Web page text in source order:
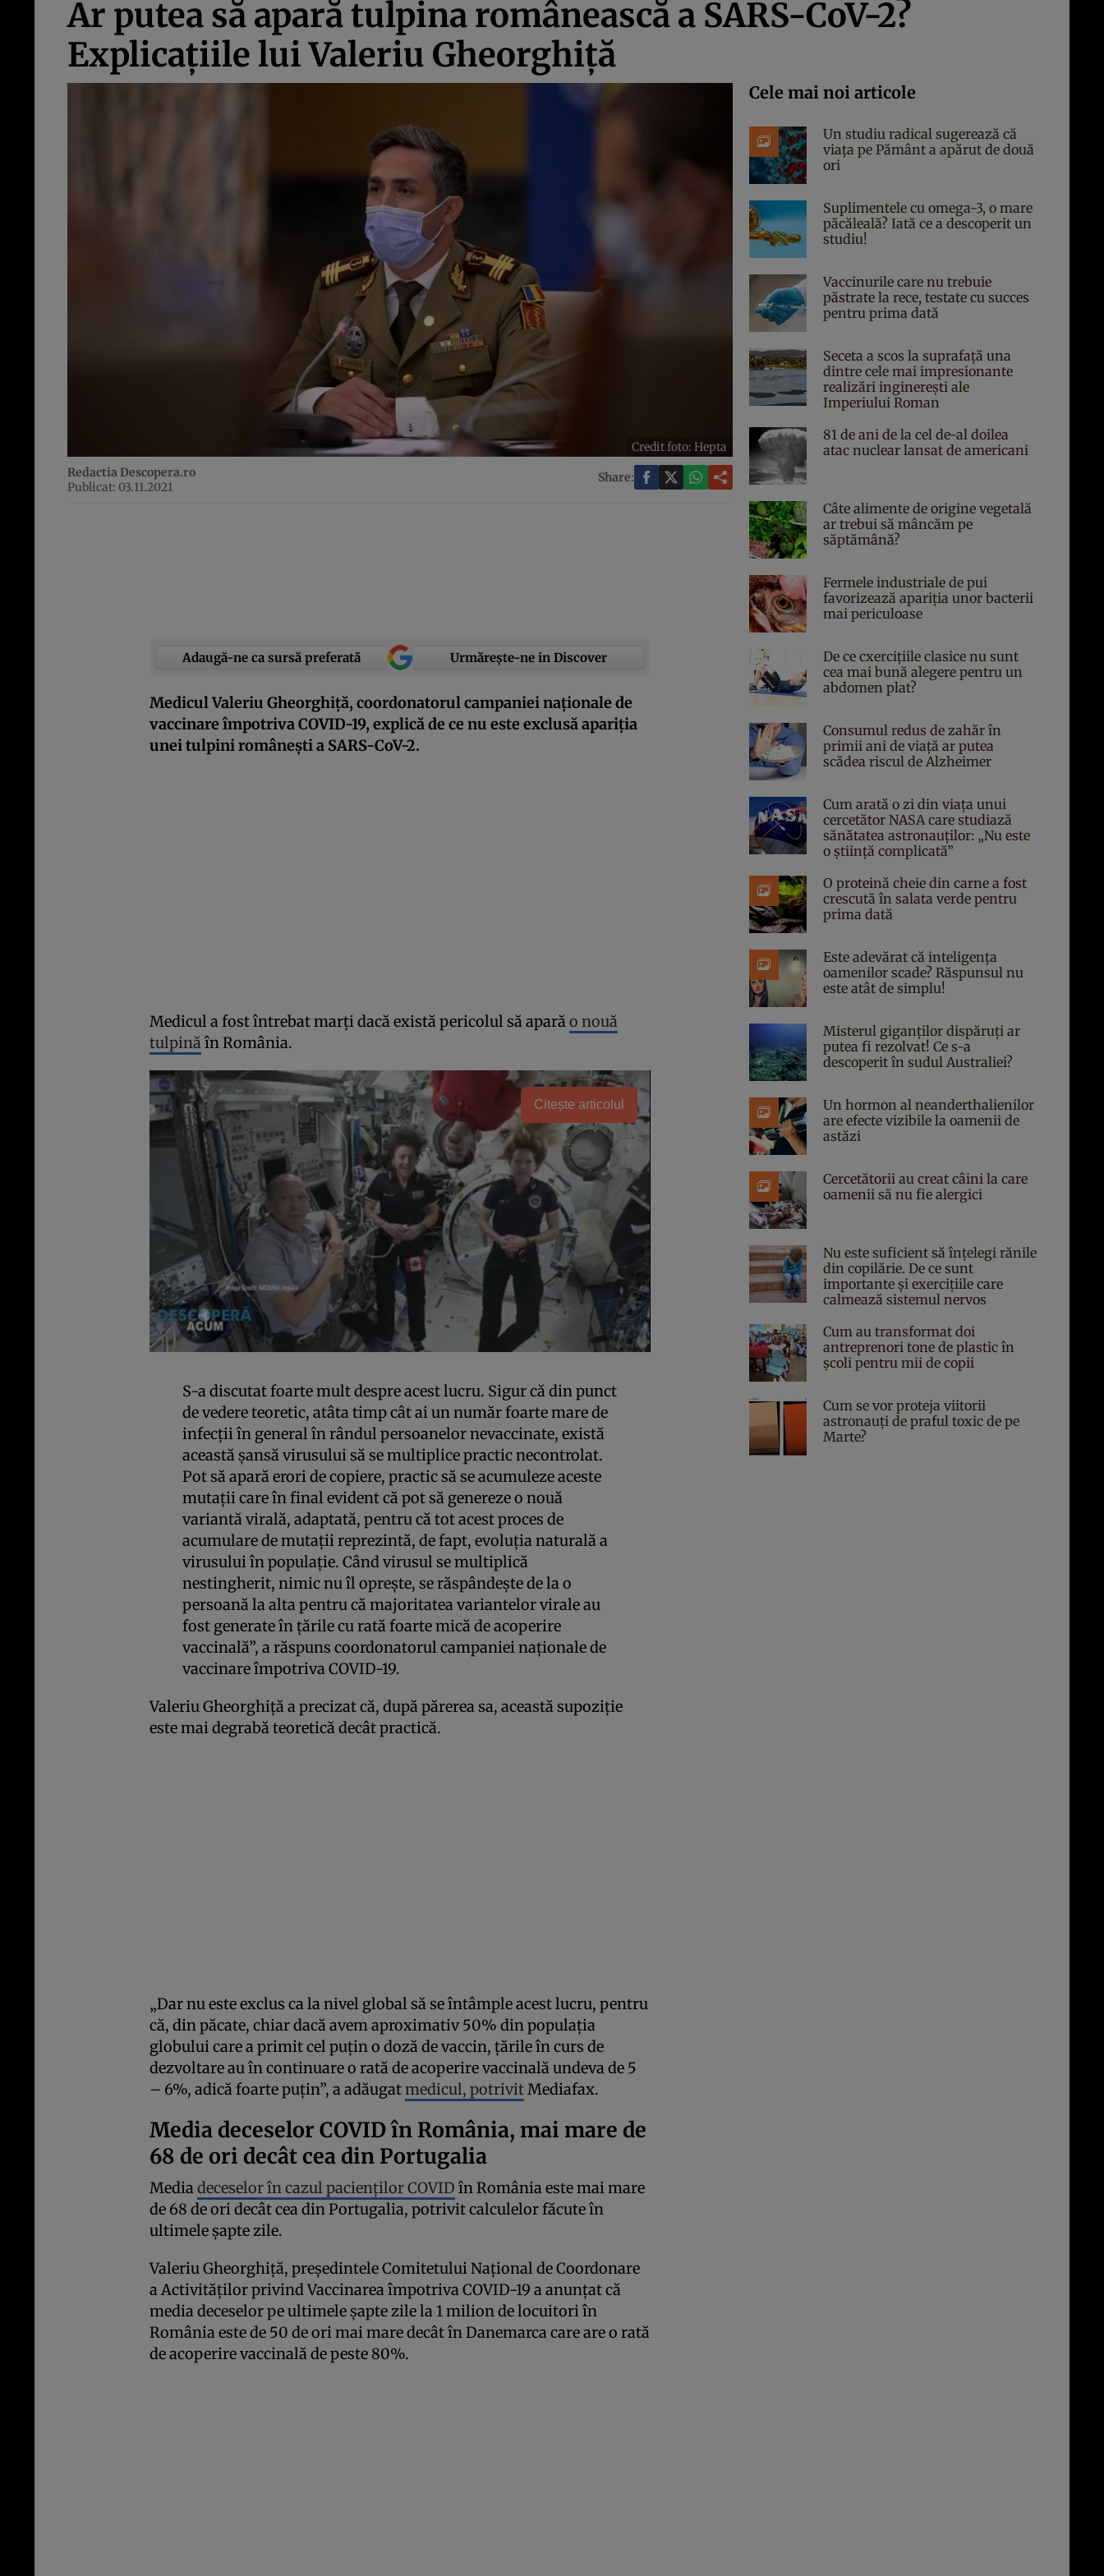
Ar putea să apară tulpina românească a SARS-CoV-2?
Explicațiile lui Valeriu Gheorghiţă
Credit foto: Hepta
Redactia Descopera.ro
Publicat: 03.11.2021
Share:
Adaugă-ne ca sursă preferată Urmărește-ne in Discover
Medicul Valeriu Gheorghiţă, coordonatorul campaniei naţionale de
vaccinare împotriva COVID-19, explică de ce nu este exclusă apariția
unei tulpini românești a SARS-CoV-2.
Medicul a fost întrebat marți dacă există pericolul să aparăo nouă
tulpină în România.
Citește articolul
S-a discutat foarte mult despre acest lucru. Sigur că din punct
de vedere teoretic, atâta timp cât ai un număr foarte mare de
infecții în general în rândul persoanelor nevaccinate, există
această șansă virusului să se multiplice practic necontrolat.
Pot să apară erori de copiere, practic să se acumuleze aceste
mutații care în final evident că pot să genereze o nouă
variantă virală, adaptată, pentru că tot acest proces de
acumulare de mutații reprezintă, de fapt, evoluția naturală a
virusului în populație. Când virusul se multiplică
nestingherit, nimic nu îl oprește, se răspândește de la o
persoană la alta pentru că majoritatea variantelor virale au
fost generate în țările cu rată foarte mică de acoperire
vaccinală”, a răspuns coordonatorul campaniei naţionale de
vaccinare împotriva COVID-19.
Valeriu Gheorghiţă a precizat că, după părerea sa, această supoziție
este mai degrabă teoretică decât practică.
„Dar nu este exclus ca la nivel global să se întâmple acest lucru, pentru
că, din păcate, chiar dacă avem aproximativ 50% din populația
globului care a primit cel puțin o doză de vaccin, țările în curs de
dezvoltare au în continuare o rată de acoperire vaccinală undeva de 5
– 6%, adică foarte puțin”, a adăugatmedicul, potrivitMediafax.
Media deceselor COVID în România, mai mare de
68 de ori decât cea din Portugalia
Mediadeceselor în cazul pacienților COVID în România este mai mare
de 68 de ori decât cea din Portugalia, potrivit calculelor făcute în
ultimele șapte zile.
Valeriu Gheorghiță, președintele Comitetului Național de Coordonare
a Activităților privind Vaccinarea împotriva COVID-19 a anunțat că
media deceselor pe ultimele șapte zile la 1 milion de locuitori în
România este de 50 de ori mai mare decât în Danemarca care are o rată
de acoperire vaccinală de peste 80%.
Cele mai noi articole
Un studiu radical sugerează că
viața pe Pământ a apărut de două
ori
Suplimentele cu omega-3, o mare
păcăleală? Iată ce a descoperit un
studiu!
Vaccinurile care nu trebuie
păstrate la rece, testate cu succes
pentru prima dată
Seceta a scos la suprafață una
dintre cele mai impresionante
realizări inginerești ale
Imperiului Roman
81 de ani de la cel de-al doilea
atac nuclear lansat de americani
Câte alimente de origine vegetală
ar trebui să mâncăm pe
săptămână?
Fermele industriale de pui
favorizează apariția unor bacterii
mai periculoase
De ce cxercițiile clasice nu sunt
cea mai bună alegere pentru un
abdomen plat?
Consumul redus de zahăr în
primii ani de viață ar putea
scădea riscul de Alzheimer
Cum arată o zi din viața unui
cercetător NASA care studiază
sănătatea astronauților: „Nu este
o știință complicată”
O proteină cheie din carne a fost
crescută în salata verde pentru
prima dată
Este adevărat că inteligența
oamenilor scade? Răspunsul nu
este atât de simplu!
Misterul giganților dispăruți ar
putea fi rezolvat! Ce s-a
descoperit în sudul Australiei?
Un hormon al neanderthalienilor
are efecte vizibile la oamenii de
astăzi
Cercetătorii au creat câini la care
oamenii să nu fie alergici
Nu este suficient să înțelegi rănile
din copilărie. De ce sunt
importante și exercițiile care
calmează sistemul nervos
Cum au transformat doi
antreprenori tone de plastic în
școli pentru mii de copii
Cum se vor proteja viitorii
astronauți de praful toxic de pe
Marte?